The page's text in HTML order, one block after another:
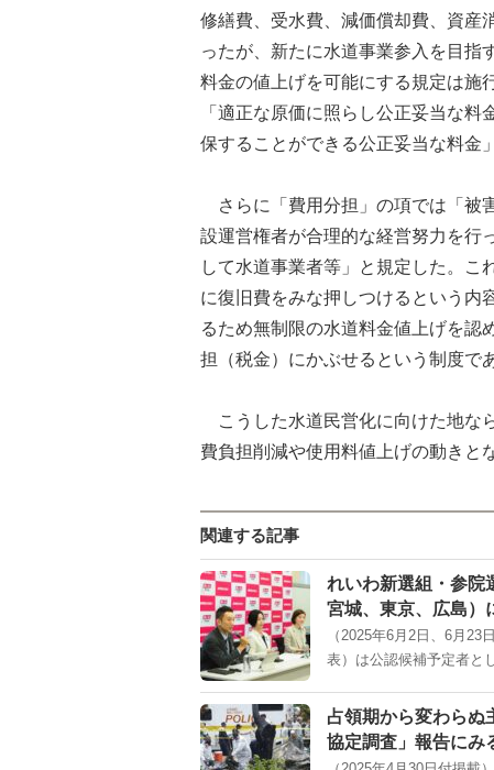
修繕費、受水費、減価償却費、資産
ったが、新たに水道事業参入を目指
料金の値上げを可能にする規定は施
「適正な原価に照らし公正妥当な
保することができる公正妥当な料金
さらに「費用分担」の項では「被
設運営権者が合理的な経営努力を行
して水道事業者等」と規定した。こ
に復旧費をみな押しつけるという内
るため無制限の水道料金値上げを認
担（税金）にかぶせるという制度で
こうした水道民営化に向けた地な
費負担削減や使用料値上げの動きと
関連する記事
れいわ新選組・参
宮城、東京、広島）
（2025年6月2日、6月
表）は公認候補予定者と
占領期から変わら
協定調査」報告に